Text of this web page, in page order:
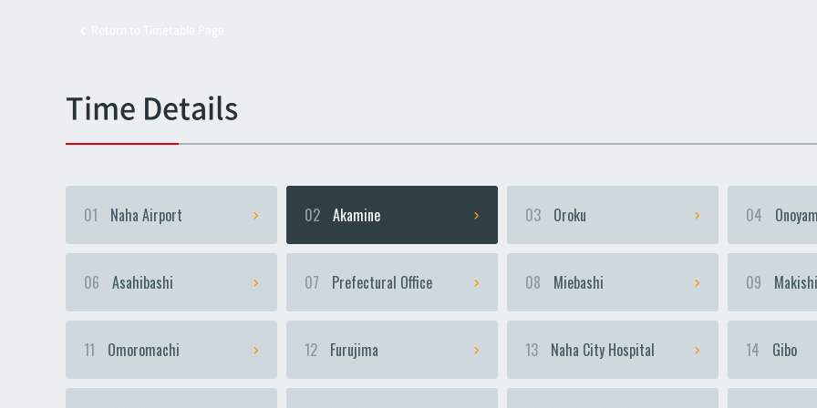
Time Details
01 Naha Airport 02 Akamine 03 Oroku 04
06 Asahibashi 07 Prefectural Office 08 Miebashi 09 Makishi
11 Omoromachi 12 Furujima 13 Naha City Hospital 14 Gibo